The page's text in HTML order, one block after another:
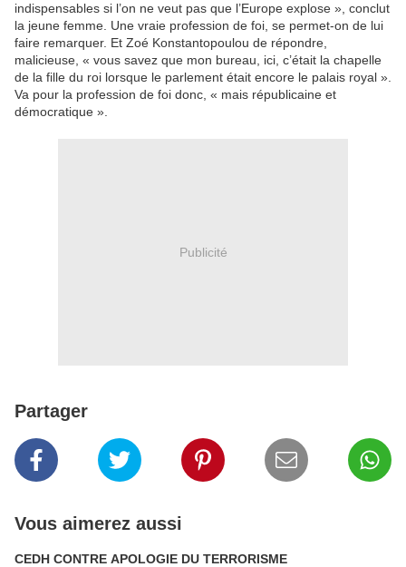
indispensables si l’on ne veut pas que l’Europe explose », conclut
la jeune femme. Une vraie profession de foi, se permet-on de lui
faire remarquer. Et Zoé Konstantopoulou de répondre,
malicieuse, « vous savez que mon bureau, ici, c’était la chapelle
de la fille du roi lorsque le parlement était encore le palais royal ».
Va pour la profession de foi donc, « mais républicaine et
démocratique ».
Publicité
Partager
Vous aimerez aussi
CEDH CONTRE APOLOGIE DU TERRORISME